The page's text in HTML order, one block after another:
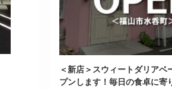
＜新店＞スウィートダリアベ
プンします！毎日の食卓に寄